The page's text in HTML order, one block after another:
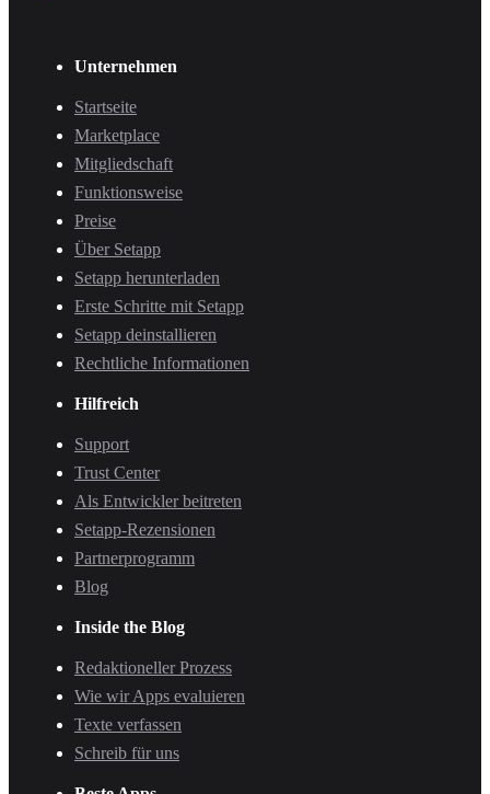
Unternehmen
Startseite
Marketplace
Mitgliedschaft
Funktionsweise
Preise
Über Setapp
Setapp herunterladen
Erste Schritte mit Setapp
Setapp deinstallieren
Rechtliche Informationen
Hilfreich
Support
Trust Center
Als Entwickler beitreten
Setapp-Rezensionen
Partnerprogramm
Blog
Inside the Blog
Redaktioneller Prozess
Wie wir Apps evaluieren
Texte verfassen
Schreib für uns